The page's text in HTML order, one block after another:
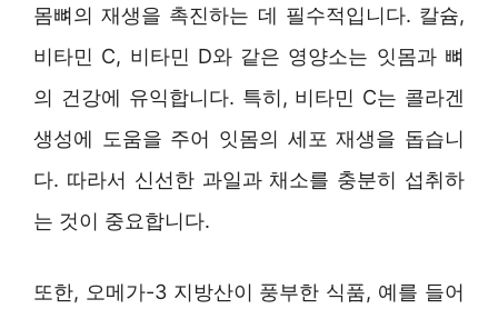
몸뼈의 재생을 촉진하는 데 필수적입니다. 칼슘,
비타민 C, 비타민 D와 같은 영양소는 잇몸과 뼈
의 건강에 유익합니다. 특히, 비타민 C는 콜라겐
생성에 도움을 주어 잇몸의 세포 재생을 돕습니
다. 따라서 신선한 과일과 채소를 충분히 섭취하
는 것이 중요합니다.
또한, 오메가-3 지방산이 풍부한 식품, 예를 들어